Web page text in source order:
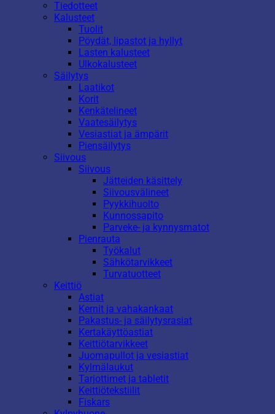
Tiedotteet
Kalusteet
Tuolit
Pöydät, lipastot ja hyllyt
Lasten kalusteet
Ulkokalusteet
Säilytys
Laatikot
Korit
Kenkätelineet
Vaatesäilytys
Vesiastiat ja ämpärit
Piensäilytys
Siivous
Siivous
Jätteiden käsittely
Siivousvälineet
Pyykkihuolto
Kunnossapito
Parveke- ja kynnysmatot
Pienrauta
Työkalut
Sähkötarvikkeet
Turvatuotteet
Keittiö
Astiat
Kernit ja vahakankaat
Pakastus- ja säilytysrasiat
Kertakäyttöastiat
Keittiötarvikkeet
Juomapullot ja vesiastiat
Kylmälaukut
Tarjottimet ja tabletit
Keittiötekstiilit
Fiskars